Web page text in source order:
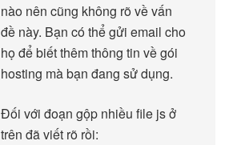
nào nên cũng không rõ về vấn
đề này. Bạn có thể gửi email cho
họ để biết thêm thông tin về gói
hosting mà bạn đang sử dụng.
Đối với đoạn gộp nhiều file js ở
trên đã viết rõ rồi: